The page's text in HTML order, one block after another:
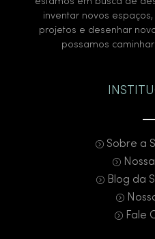
estamos em busca de
inventar novos
projetos e desenhar
possamos
Sobre a
Blog da
Fale